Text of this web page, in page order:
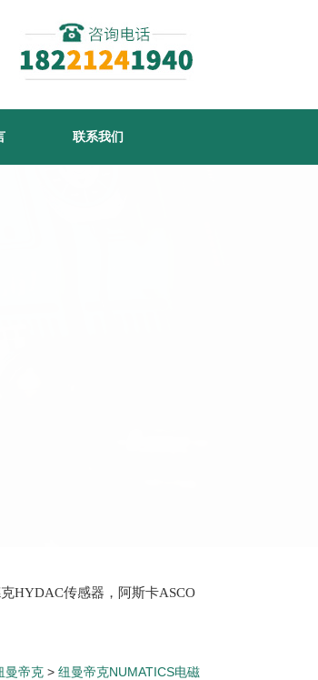
联系我们
HYDAC传感器，阿斯卡ASCO
曼帝克 > 纽曼帝克NUMATICS电磁